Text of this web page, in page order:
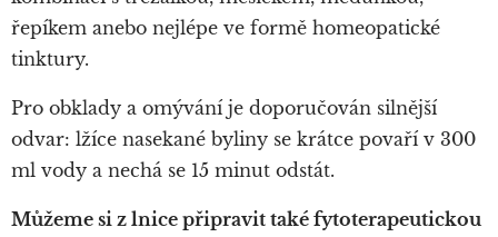
řepíkem anebo nejlépe ve formě homeopatické
tinktury.
Pro obklady a omývání je doporučován silnější
odvar: lžíce nasekané byliny se krátce povaří v 300
ml vody a nechá se 15 minut odstát.
Můžeme si z lnice připravit také fytoterapeutickou